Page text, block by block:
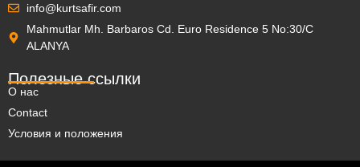
info@kurtsafir.com
Mahmutlar Mh. Barbaros Cd. Euro Residence 5 No:30/C
ALANYA
Полезные ссылки
О нас
Contact
Условия и положения